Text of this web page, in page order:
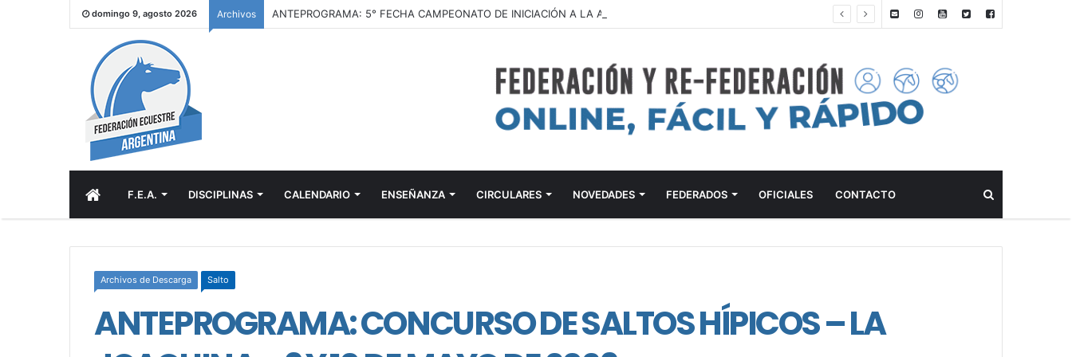
domingo 9, agosto 2026 Archivos
INICIOF.E.A. DISCIPLINAS CALENDARIO ENSEÑANZA CIRCULARES NOVEDADES FEDERADOS OFICIALES CONTACTO
Archivos de Descarga Salto
ANTEPROGRAMA: CONCURSO DE SALTOS HÍPICOS – LA